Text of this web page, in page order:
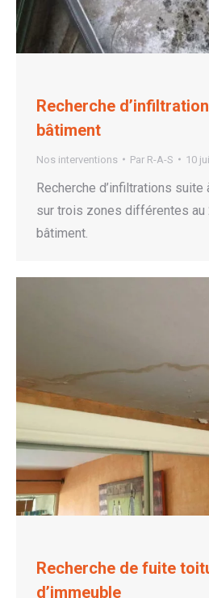
Recherche
bâtiment
Nos interventions Par R-A-S 10
Recherche d’infiltrations suite
sur trois zones différentes au
bâtiment.
Recherche de fuite
d’immeuble